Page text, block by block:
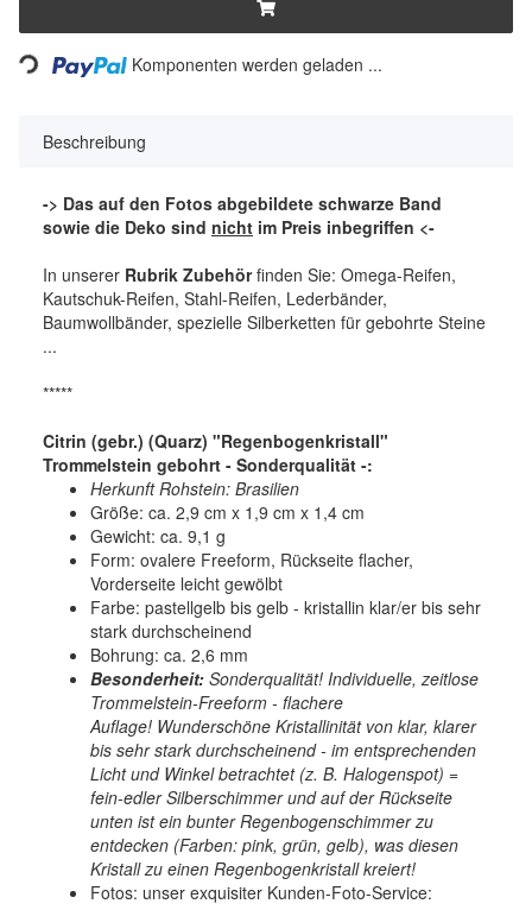
Loading... Komponenten werden geladen ...
Beschreibung
-> Das auf den Fotos abgebildete schwarze Band
sowie die Deko sind nicht im Preis inbegriffen <-
In unserer Rubrik Zubehörfinden Sie: Omega-Reifen,
Kautschuk-Reifen, Stahl-Reifen, Lederbänder,
Baumwollbänder, spezielle Silberketten für gebohrte Steine
...
*****
Citrin (gebr.) (Quarz) "Regenbogenkristall"
Trommelstein gebohrt - Sonderqualität -:
Herkunft Rohstein: Brasilien
Größe: ca. 2,9 cm x 1,9 cm x 1,4 cm
Gewicht: ca. 9,1 g
Form: ovalere Freeform, Rückseite flacher,
Vorderseite leicht gewölbt
Farbe: pastellgelb bis gelb - kristallin klar/er bis sehr
stark durchscheinend
Bohrung: ca. 2,6 mm
Besonderheit: Sonderqualität! Individuelle, zeitlose
Trommelstein-Freeform - flachere
Auflage! Wunderschöne Kristallinität von klar, klarer
bis sehr stark durchscheinend - im entsprechenden
Licht und Winkel betrachtet (z. B. Halogenspot) =
fein-edler Silberschimmer und auf der Rückseite
unten ist ein bunter Regenbogenschimmer zu
entdecken (Farben: pink, grün, gelb), was diesen
Kristall zu einen Regenbogenkristall kreiert!
Fotos: unser exquisiter Kunden-Foto-Service: